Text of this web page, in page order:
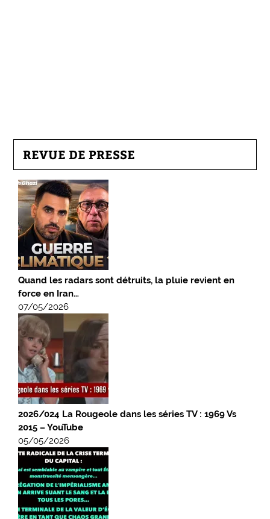
REVUE DE PRESSE
Quand les radars sont détruits, la pluie revient en
force en Iran…
07/05/2026
2026/024 La Rougeole dans les séries TV : 1969 Vs
2015 – YouTube
05/05/2026